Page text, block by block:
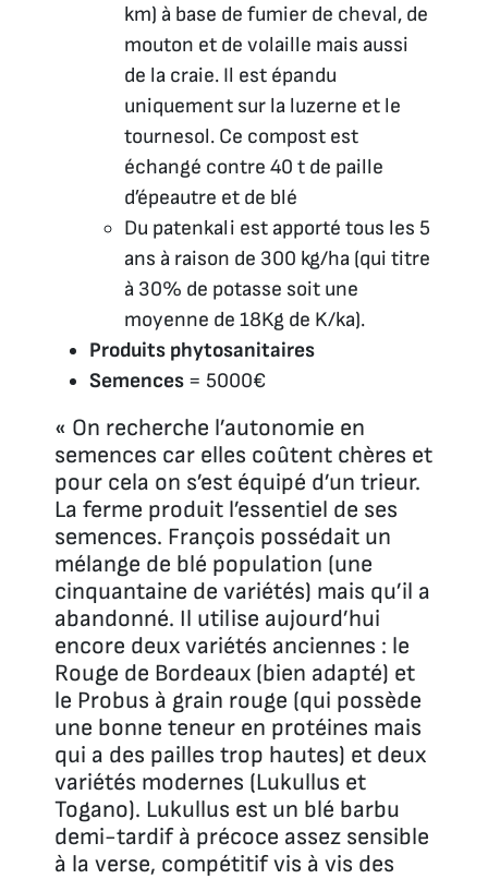
km) à base de fumier de cheval, de
mouton et de volaille mais aussi
de la craie. Il est épandu
uniquement sur la luzerne et le
tournesol. Ce compost est
échangé contre 40 t de paille
d’épeautre et de blé
Du patenkali est apporté tous les 5
ans à raison de 300 kg/ha (qui titre
à 30% de potasse soit une
moyenne de 18Kg de K/ka).
Produits phytosanitaires
Semences = 5000€
« On recherche l’autonomie en
semences car elles coûtent chères et
pour cela on s’est équipé d’un trieur.
La ferme produit l’essentiel de ses
semences. François possédait un
mélange de blé population (une
cinquantaine de variétés) mais qu’il a
abandonné. Il utilise aujourd’hui
encore deux variétés anciennes : le
Rouge de Bordeaux (bien adapté) et
le Probus à grain rouge (qui possède
une bonne teneur en protéines mais
qui a des pailles trop hautes) et deux
variétés modernes (Lukullus et
Togano). Lukullus est un blé barbu
demi-tardif à précoce assez sensible
à la verse, compétitif vis à vis des